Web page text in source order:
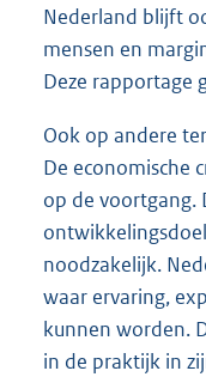
Nederland blijft
mensen en
Deze rapportage
Ook op andere
De economische
op de voortgang.
noodzakelijk.
waar ervaring,
kunnen worden.
in de praktijk in